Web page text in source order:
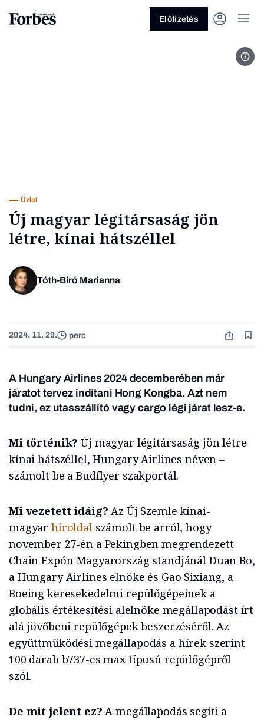
Előfizetés
Üzlet
Új magyar légitársaság jön
létre, kínai hátszéllel
Tóth-Biró Marianna
2024. 11. 29. perc
A Hungary Airlines 2024 decemberében már
járatot tervez indítani Hong Kongba. Azt nem
tudni, ez utasszállító vagy cargo légi járat lesz-e.
Mi történik?Új magyar légitársaság jön létre
kínai hátszéllel, Hungary Airlines néven –
számolt be a Budflyer szakportál.
Mi vezetett idáig?Az Új Szemle kínai-
magyar híroldalszámolt be arról, hogy
november 27-én a Pekingben megrendezett
Chain Expón Magyarország standjánál Duan Bo,
a Hungary Airlines elnöke és Gao Sixiang, a
Boeing keresekedelmi repülőgépeinek a
globális értékesítési alelnöke megállapodást írt
alá jövőbeni repülőgépek beszerzéséről. Az
együttműködési megállapodás a hírek szerint
100 darab b737-es max típusú repülőgépről
szól.
De mit jelent ez?A megállapodás segíti a